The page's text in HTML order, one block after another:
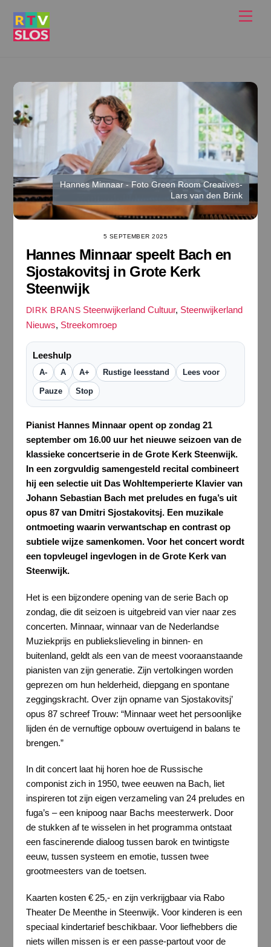
Hannes Minnaar - Foto Green Room Creatives-
Lars van den Brink
5 SEPTEMBER 2025
Hannes Minnaar speelt Bach en
Sjostakovitsj in Grote Kerk
Steenwijk
DIRK BRANS Steenwijkerland Cultuur, Steenwijkerland
Nieuws, Streekomroep
Leeshulp
A- A A+ Rustige leesstand Lees voor
Pauze Stop
Pianist Hannes Minnaar opent op zondag 21
september om 16.00 uur het nieuwe seizoen van de
klassieke concertserie in de Grote Kerk Steenwijk.
In een zorgvuldig samengesteld recital combineert
hij een selectie uit Das Wohltemperierte Klavier van
Johann Sebastian Bach met preludes en fuga’s uit
opus 87 van Dmitri Sjostakovitsj. Een muzikale
ontmoeting waarin verwantschap en contrast op
subtiele wijze samenkomen. Voor het concert wordt
een topvleugel ingevlogen in de Grote Kerk van
Steenwijk.
Het is een bijzondere opening van de serie Bach op
zondag, die dit seizoen is uitgebreid van vier naar zes
concerten. Minnaar, winnaar van de Nederlandse
Muziekprijs en publiekslieveling in binnen- en
buitenland, geldt als een van de meest vooraanstaande
pianisten van zijn generatie. Zijn vertolkingen worden
geprezen om hun helderheid, diepgang en spontane
zeggingskracht. Over zijn opname van Sjostakovitsj’
opus 87 schreef Trouw: “Minnaar weet het persoonlijke
lijden én de vernuftige opbouw overtuigend in balans te
brengen.”
In dit concert laat hij horen hoe de Russische
componist zich in 1950, twee eeuwen na Bach, liet
inspireren tot zijn eigen verzameling van 24 preludes en
fuga’s – een knipoog naar Bachs meesterwerk. Door
de stukken af te wisselen in het programma ontstaat
een fascinerende dialoog tussen barok en twintigste
eeuw, tussen systeem en emotie, tussen twee
grootmeesters van de toetsen.
Kaarten kosten € 25,- en zijn verkrijgbaar via Rabo
Theater De Meenthe in Steenwijk. Voor kinderen is een
speciaal kindertarief beschikbaar. Voor liefhebbers die
niets willen missen is er een passe-partout voor de